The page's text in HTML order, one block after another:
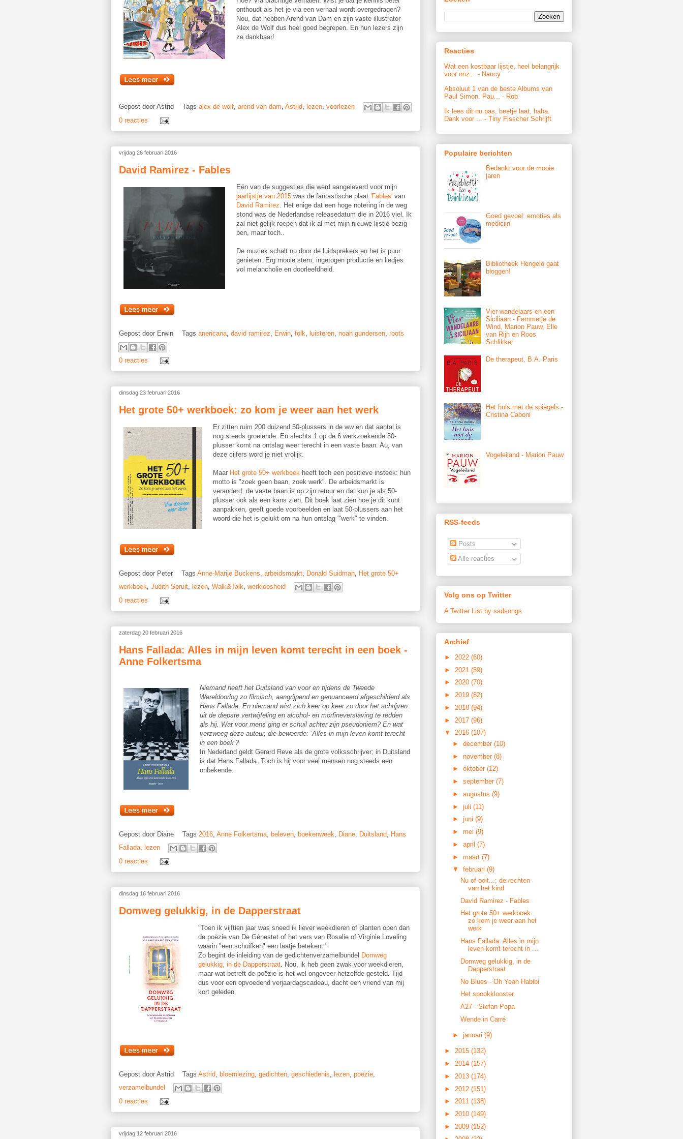
onthoudt als het je via een verhaal wordt overgedragen?
Nou, dat hebben Arend van Dam en zijn vaste illustrator
Alex de Wolf dus heel goed begrepen. En hun lezers zijn
ze dankbaar!
Gepost door Astrid Tags alex de wolf arend van dam Astrid lezen voorlezen
0 reacties
vrijdag 26 februari 2016
David Ramirez - Fables
Eén van de suggesties die werd aangeleverd voor mijn
jaarlijstje van 2015 was de fantastische plaat 'Fables' van
David Ramirez . Het enige dat een hoge notering in de weg
stond was de Nederlandse releasedatum die in 2016 viel. Ik
zal niet gelijk roepen dat ik al met mijn nieuwe lijstje bezig
ben, maar toch..
De muziek schalt nu door de luidsprekers en het is puur
genieten. Erg mooie stem, ingetogen productie en liedjes
vol melancholie en doorleefdheid.
Gepost door Erwin Tags anericana, david ramirez, Erwin, folk, luisteren, noah gundersen, roots
0 reacties
dinsdag 23 februari 2016
Het grote 50+ werkboek: zo kom je weer aan het werk
Er zitten ruim 200 duizend 50-plussers in de ww en dat aantal is
nog steeds groeiende. En slechts 1 op de 6 werkzoekende 50-
plusser komt na ontslag weer terecht in een vaste baan. Au, van
deze cijfers word je niet vrolijk.
Maar Het grote 50+ werkboek heeft toch een positieve insteek: hun
motto is "zoek geen baan, zoek werk". De arbeidsmarkt is
veranderd: de vaste baan is op zijn retour en dat kun je als 50-
plusser ook als een kans zien. Dit boek laat zien hoe je dit kunt
aanpakken, geeft goede voorbeelden en laat 50-plussers aan het
woord die het is gelukt om na hun ontslag "'werk" te vinden.
Gepost door Peter Tags Anne-Marije Buckens, arbeidsmarkt, Donald Suidman, Het grote 50+
werkboek Judith Spruit lezen Walk&Talk werkloosheid
0 reacties
zaterdag 20 februari 2016
Hans Fallada: Alles in mijn leven komt terecht in een boek -
Anne Folkertsma
Niemand heeft het Duitsland van voor en tijdens de Tweede
Wereldoorlog zo filmisch, aangrijpend en genuanceerd afgeschilderd als
Hans Fallada. En niemand wist zich keer op keer zo door het schrijven
uit de diepste vertwijfeling en alcohol- en morfineverslaving te redden
als hij. Wat voor mens ging er schuil achter zijn pseudoniem? En wat
verzweeg deze auteur, die beweerde: ‘Alles in mijn leven komt terecht
in een boek’?
In Nederland geldt Gerard Reve als de grote volksschrijver; in Duitsland
is dat Hans Fallada. Toch is hij voor veel mensen nog steeds een
onbekende.
Gepost door Diane Tags 2016, Anne Folkertsma, beleven, boekenweek, Diane, Duitsland, Hans
Fallada
lezen
0 reacties
dinsdag 16 februari 2016
Domweg gelukkig, in de Dapperstraat
"Toen ik vijftien jaar was sneed ik liever weekdieren of planten open dan
de poëzie van De Génestet of het vers van Rosalie of Virginie Loveling
waarin "een schuifken" een laatje betekent."
Zo begint de inleiding van de gedichtenverzamelbundel Domweg
gelukkig, in de Dapperstraat . Nou, ik heb geen zwak voor weekdieren,
maar wat betreft de poëzie is het wel ongeveer hetzelfde gesteld. Tijd
dus voor een opvoedend verjaardagscadeau, dacht een vriend van mij
kort geleden.
Gepost door Astrid Tags Astrid, bloemlezing, gedichten, geschiedenis, lezen, poëzie,
verzamelbundel
0 reacties
vrijdag 12 februari 2016
Reacties
Wat een kostbaar lijstje, heel belangrijk
voor onz...
- Nancy
Absoluut 1 van de beste Albums van
Paul Simon. Pau...
- Rob
Ik lees dit nu pas, beetje laat, haha.
Dank voor ...
- Tiny Fisscher Schrijft
Populaire berichten
Bedankt voor de mooie
jaren
Goed gevoel: emoties als
medicijn
Bibliotheek Hengelo gaat
bloggen!
Vier wandelaars en een
Siciliaan - Femmetje de
Wind, Marion Pauw, Elle
van Rijn en Roos
Schlikker
De therapeut, B.A. Paris
Het huis met de spiegels -
Cristina Caboni
Vogeleiland - Marion Pauw
RSS-feeds
Posts
Alle reacties
Volg ons op Twitter
A Twitter List by sadsongs
Archief
► 2022 (60)
► 2021 (59)
► 2020 (70)
► 2019 (82)
► 2018 (94)
► 2017 (96)
▼ 2016 (107)
► december (10)
► november (8)
► oktober (12)
► september (7)
► augustus (9)
► juli (11)
► juni (9)
► mei (9)
► april (7)
► maart (7)
▼ februari (9)
Nu of ooit...; de rechten
van het kind
David Ramirez - Fables
Het grote 50+ werkboek:
zo kom je weer aan het
werk
Hans Fallada: Alles in mijn
leven komt terecht in ...
Domweg gelukkig, in de
Dapperstraat
No Blues - Oh Yeah Habibi
Het spookklooster
A27 - Stefan Popa
Wende in Carré
► januari (9)
► 2015 (132)
► 2014 (157)
► 2013 (174)
► 2012 (151)
► 2011 (138)
► 2010 (149)
► 2009 (152)